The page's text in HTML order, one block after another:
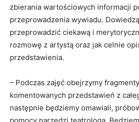
zbierania wartościowych informacji
przeprowadzenia wywiadu.
przeprowadzić ciekawą i
rozmowę z artystą oraz jak celnie
przedstawienia.
– Podczas zajęć obejrzymy
komentowanych przedstawień z
następnie będziemy omawiali,